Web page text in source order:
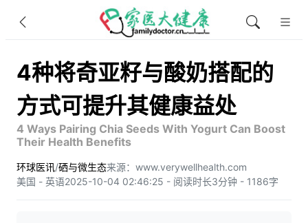
4种将奇亚籽与酸奶搭配的
方式可提升其健康益处
4 Ways Pairing Chia Seeds With Yogurt Can Boost
Their Health Benefits
环球医讯/硒与微生态来源：www.verywellhealth.com
美国 - 英语2025-10-04 02:46:25 - 阅读时长3分钟 - 1186字